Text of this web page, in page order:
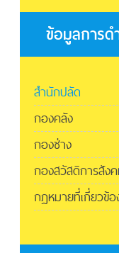
ข้อมูลการด
สำนักปลัด
กองคลัง
กองช่าง
กองสวัสดิการสัง
กฎหมายที่เกี่ยวข้